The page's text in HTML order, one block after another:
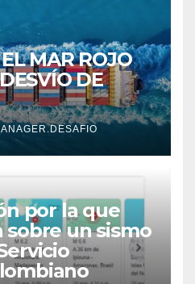
MAR ROJO
DE
por la que
sobre un sismo